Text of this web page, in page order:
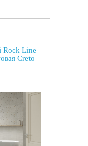
Rock Line
Creto